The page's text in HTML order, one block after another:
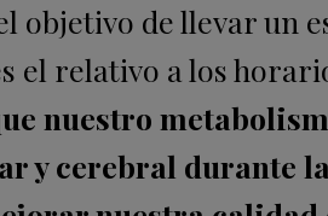
objetivo de llevar un
el relativo a los
nuestro
y cerebral durante